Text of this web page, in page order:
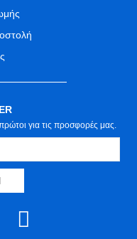
για τις προσφορές μας.